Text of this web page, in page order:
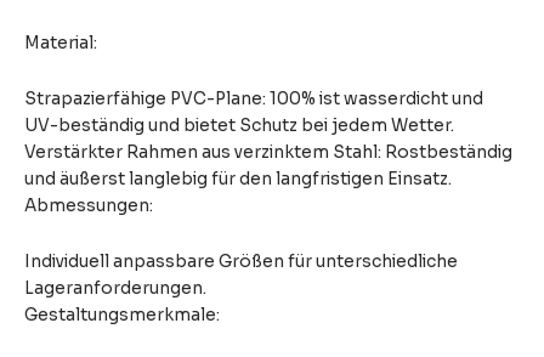
Material:
Strapazierfähige PVC-Plane: 100% ist wasserdicht und
UV-beständig und bietet Schutz bei jedem Wetter.
Verstärkter Rahmen aus verzinktem Stahl: Rostbeständig
und äußerst langlebig für den langfristigen Einsatz.
Abmessungen:
Individuell anpassbare Größen für unterschiedliche
Lageranforderungen.
Gestaltungsmerkmale: